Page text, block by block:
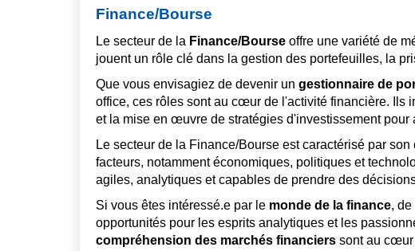
Finance/Bourse
Le secteur de la Finance/Bourse offre une variété de
jouent un rôle clé dans la gestion des portefeuilles, la
Que vous envisagiez de devenir un gestionnaire de
office, ces rôles sont au cœur de l'activité financière. Ils
et la mise en œuvre de stratégies d'investissement pour
Le secteur de la Finance/Bourse est caractérisé par son
facteurs, notamment économiques, politiques et
agiles, analytiques et capables de prendre des
Si vous êtes intéressé.e par le monde de la finance, de
opportunités pour les esprits analytiques et les
compréhension des marchés financierssont au cœur